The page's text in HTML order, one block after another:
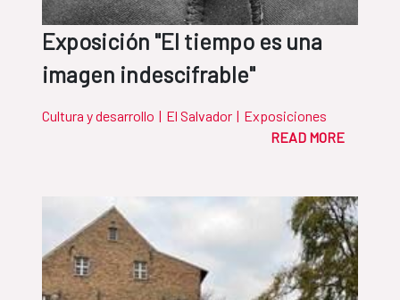
Exposición "El tiempo es una
imagen indescifrable"
Cultura y desarrollo | El Salvador | Exposiciones
READ MORE